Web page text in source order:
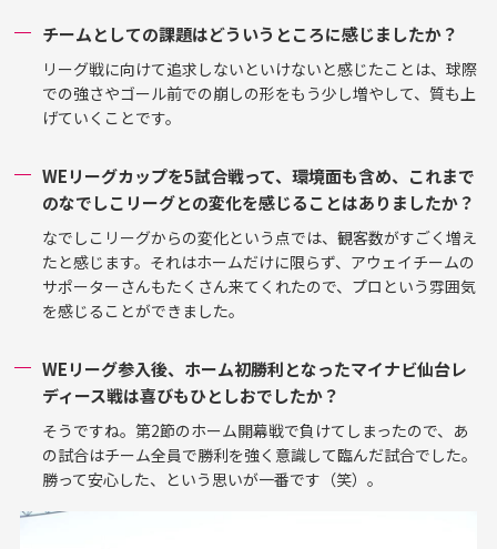
チームとしての課題はどういうところに感じましたか？
リーグ戦に向けて追求しないといけないと感じたことは、球際
での強さやゴール前での崩しの形をもう少し増やして、質も上
げていくことです。
WEリーグカップを5試合戦って、環境面も含め、これまで
のなでしこリーグとの変化を感じることはありましたか？
なでしこリーグからの変化という点では、観客数がすごく増え
たと感じます。それはホームだけに限らず、アウェイチームの
サポーターさんもたくさん来てくれたので、プロという雰囲気
を感じることができました。
WEリーグ参入後、ホーム初勝利となったマイナビ仙台レ
ディース戦は喜びもひとしおでしたか？
そうですね。第2節のホーム開幕戦で負けてしまったので、あ
の試合はチーム全員で勝利を強く意識して臨んだ試合でした。
勝って安心した、という思いが一番です（笑）。